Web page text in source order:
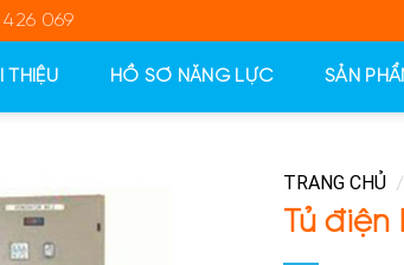
426 069
THIỆU HỒ SƠ NĂNG LỰC SẢN
TRANG CHỦ /
Tủ điện